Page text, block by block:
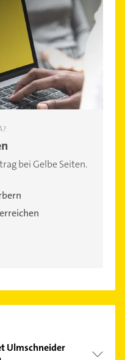
bei Gelbe Seiten.
Ulmschneider